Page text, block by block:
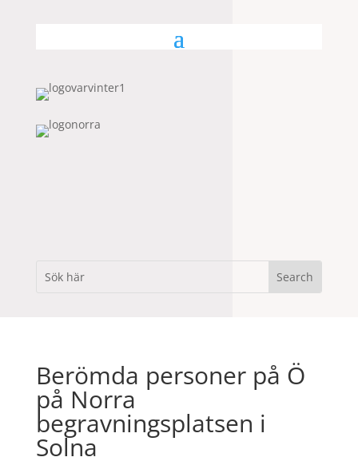
Berömda personer på Ö
på Norra
begravningsplatsen i
Solna